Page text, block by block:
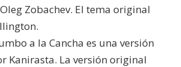
Zobachev. El tema original
a la Cancha es una versión
Kanirasta. La versión original